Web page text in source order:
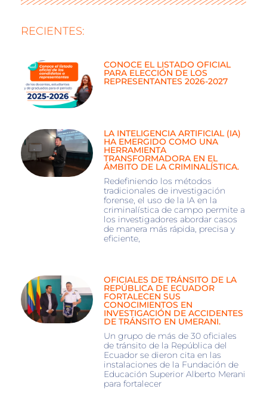
RECIENTES:
CONOCE EL LISTADO OFICIAL
PARA ELECCIÓN DE LOS
REPRESENTANTES 2026-2027
LA INTELIGENCIA ARTIFICIAL (IA)
HA EMERGIDO COMO UNA
HERRAMIENTA
TRANSFORMADORA EN EL
ÁMBITO DE LA CRIMINALÍSTICA.
Redefiniendo los métodos
tradicionales de investigación
forense, el uso de la IA en la
criminalística de campo permite a
los investigadores abordar casos
de manera más rápida, precisa y
eficiente,
OFICIALES DE TRÁNSITO DE LA
REPÚBLICA DE ECUADOR
FORTALECEN SUS
CONOCIMIENTOS EN
INVESTIGACIÓN DE ACCIDENTES
DE TRÁNSITO EN UMERANI.
Un grupo de más de 30 oficiales
de tránsito de la República del
Ecuador se dieron cita en las
instalaciones de la Fundación de
Educación Superior Alberto Merani
para fortalecer